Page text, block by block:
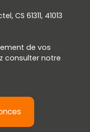
CS 61311, 41013
de vos
consulter notre